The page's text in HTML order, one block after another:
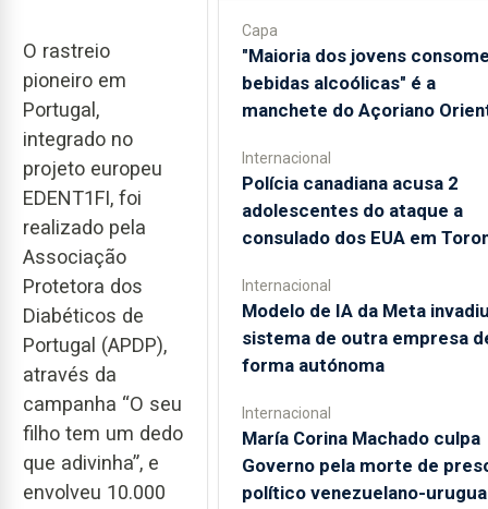
O rastreio
pioneiro em
Portugal,
integrado no
projeto europeu
EDENT1FI, foi
realizado pela
Associação
Protetora dos
Diabéticos de
Portugal (APDP),
através da
campanha “O seu
filho tem um dedo
que adivinha”, e
envolveu 10.000
Capa
"Maioria dos jovens
bebidas alcoólicas" é a
manchete do Açoriano
Internacional
Polícia canadiana acusa 2
adolescentes do ataque a
consulado dos EUA em
Internacional
Modelo de IA da Meta
sistema de outra empresa
forma autónoma
Internacional
María Corina Machado culpa
Governo pela morte de
político venezuelano-